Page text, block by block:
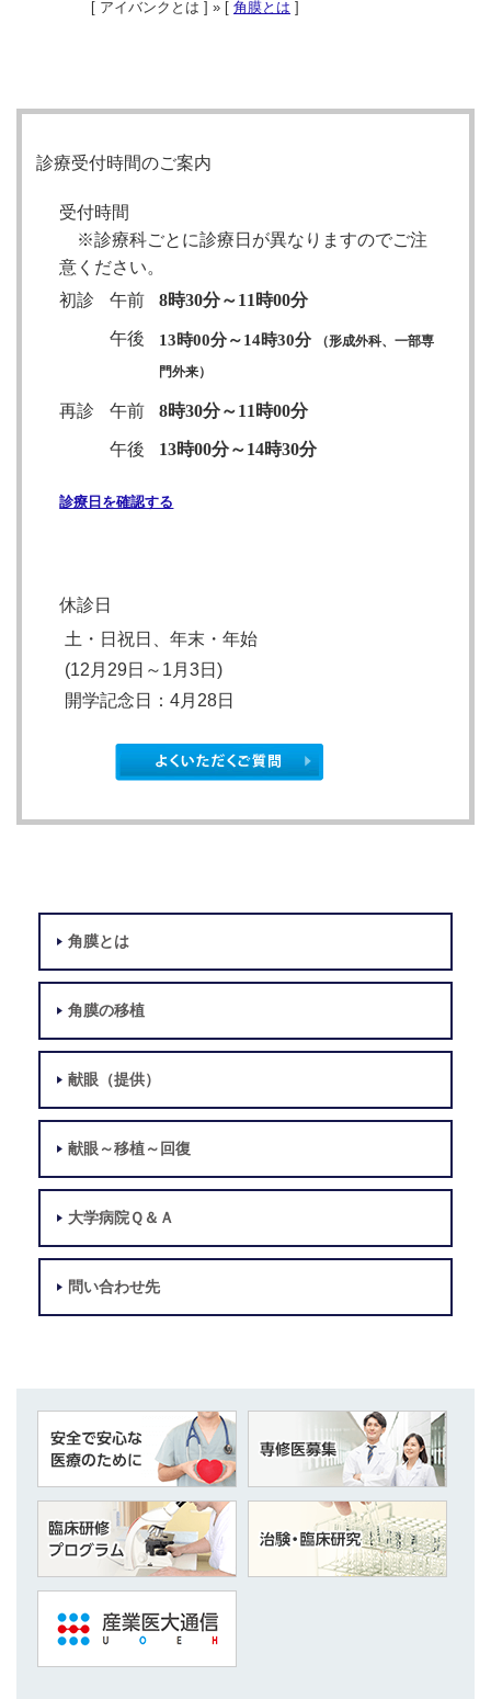
診療受付時間のご案内
受付時間
※診療科ごとに診療日が異なりますのでご注
意ください。
初診
午前 8時30分～11時00分
午後 13時00分～14時30分
（形成外科、一部専
門外来）
再診 午前 8時30分～11時00分
午後 13時00分～14時30分
診療日を確認する
休診日
土・日祝日、年末・年始
(12月29日～1月3日)
開学記念日
：4月28日
角膜とは
角膜の移植
献眼（提供）
献眼～移植～回復
大学病院Ｑ＆Ａ
問い合わせ先
[ アイバンクとは ] » [ 角膜とは ]